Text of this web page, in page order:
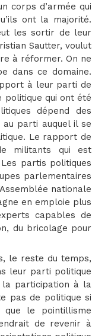
corps d’armée qui
ont la majorité.
les sortir de leur
Sautter, voulut
à réformer. On ne
dans ce domaine.
à leur parti de
politique qui ont été
dépend des
parti auquel il se
Le rapport de
militants qui est
partis politiques
parlementaires
nationale
en emploie plus
capables de
du bricolage pour
le reste du temps,
leur parti politique
la participation à la
pas de politique si
que le pointillisme
de revenir à